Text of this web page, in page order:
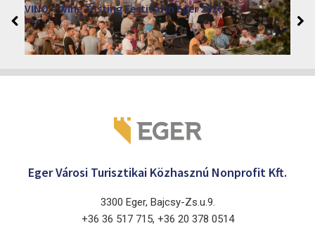
VINO – Wine Tasting Festival in Eger 2026
2026. sierpień 12 - 17.
Eger 3300, Dobó István tér
Eger Városi Turisztikai Közhasznú Nonprofit Kft.
3300 Eger, Bajcsy-Zs.u.9.
+36 36 517 715, +36 20 378 0514